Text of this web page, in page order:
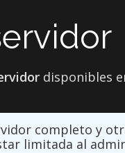
disponibles
completo y
limitada al